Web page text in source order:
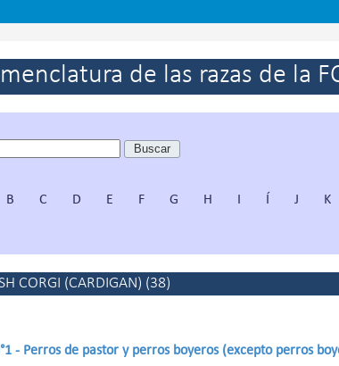
de las razas de la
B C D E F G H I Í J K
CORGI (CARDIGAN) (38)
- Perros de pastor y perros boyeros (excepto perros